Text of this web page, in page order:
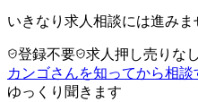
いきなり求人相談には進み
登録不要 求人押し売りなし
カンゴさんを知ってから相談
ゆっくり聞きます